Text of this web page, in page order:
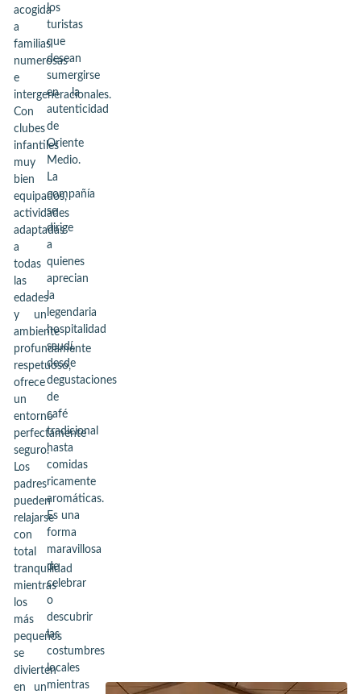
acogida
a
familias
numerosas
e
intergeneracionales.
Con
clubes
infantiles
muy
bien
equipados,
actividades
adaptadas
a
todas
las
edades
y un
ambiente
profundamente
respetuoso,
ofrece
un
entorno
perfectamente
seguro.
Los
padres
pueden
relajarse
con
total
tranquilidad
mientras
los
más
pequeños
se
divierten
en un
los
turistas
que
desean
sumergirse
en la
autenticidad
de
Oriente
Medio.
La
compañía
se
dirige
a
quienes
aprecian
la
legendaria
hospitalidad
saudí,
desde
degustaciones
de
café
tradicional
hasta
comidas
ricamente
aromáticas.
Es una
forma
maravillosa
de
celebrar
o
descubrir
las
costumbres
locales
mientras